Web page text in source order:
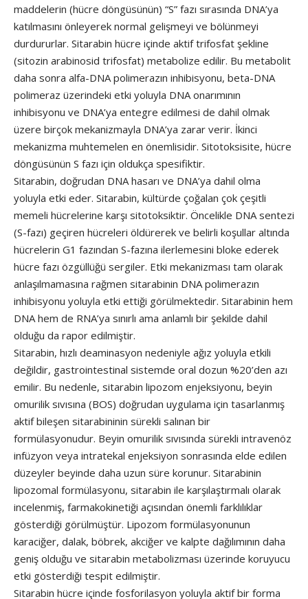
maddelerin (hücre döngüsünün) “S” fazı sırasında DNA’ya
katılmasını önleyerek normal gelişmeyi ve bölünmeyi
durdururlar. Sitarabin hücre içinde aktif trifosfat şekline
(sitozin arabinosid trifosfat) metabolize edilir. Bu metabolit
daha sonra alfa-DNA polimerazın inhibisyonu, beta-DNA
polimeraz üzerindeki etki yoluyla DNA onarımının
inhibisyonu ve DNA’ya entegre edilmesi de dahil olmak
üzere birçok mekanizmayla DNA’ya zarar verir. İkinci
mekanizma muhtemelen en önemlisidir. Sitotoksisite, hücre
döngüsünün S fazı için oldukça spesifiktir.
Sitarabin, doğrudan DNA hasarı ve DNA’ya dahil olma
yoluyla etki eder. Sitarabin, kültürde çoğalan çok çeşitli
memeli hücrelerine karşı sitotoksiktir. Öncelikle DNA sentezi
(S-fazı) geçiren hücreleri öldürerek ve belirli koşullar altında
hücrelerin G1 fazından S-fazına ilerlemesini bloke ederek
hücre fazı özgüllüğü sergiler. Etki mekanizması tam olarak
anlaşılmamasına rağmen sitarabinin DNA polimerazın
inhibisyonu yoluyla etki ettiği görülmektedir. Sitarabinin hem
DNA hem de RNA’ya sınırlı ama anlamlı bir şekilde dahil
olduğu da rapor edilmiştir.
Sitarabin, hızlı deaminasyon nedeniyle ağız yoluyla etkili
değildir, gastrointestinal sistemde oral dozun %20’den azı
emilir. Bu nedenle, sitarabin lipozom enjeksiyonu, beyin
omurilik sıvısına (BOS) doğrudan uygulama için tasarlanmış
aktif bileşen sitarabininin sürekli salınan bir
formülasyonudur. Beyin omurilik sıvısında sürekli intravenöz
infüzyon veya intratekal enjeksiyon sonrasında elde edilen
düzeyler beyinde daha uzun süre korunur. Sitarabinin
lipozomal formülasyonu, sitarabin ile karşılaştırmalı olarak
incelenmiş, farmakokinetiği açısından önemli farklılıklar
gösterdiği görülmüştür. Lipozom formülasyonunun
karaciğer, dalak, böbrek, akciğer ve kalpte dağılımının daha
geniş olduğu ve sitarabin metabolizması üzerinde koruyucu
etki gösterdiği tespit edilmiştir.
Sitarabin hücre içinde fosforilasyon yoluyla aktif bir forma